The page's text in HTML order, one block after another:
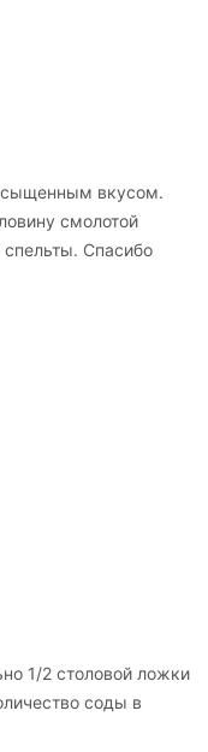
вкусом.
смолотой
Спасибо
1/2 столовой ложки
соды в